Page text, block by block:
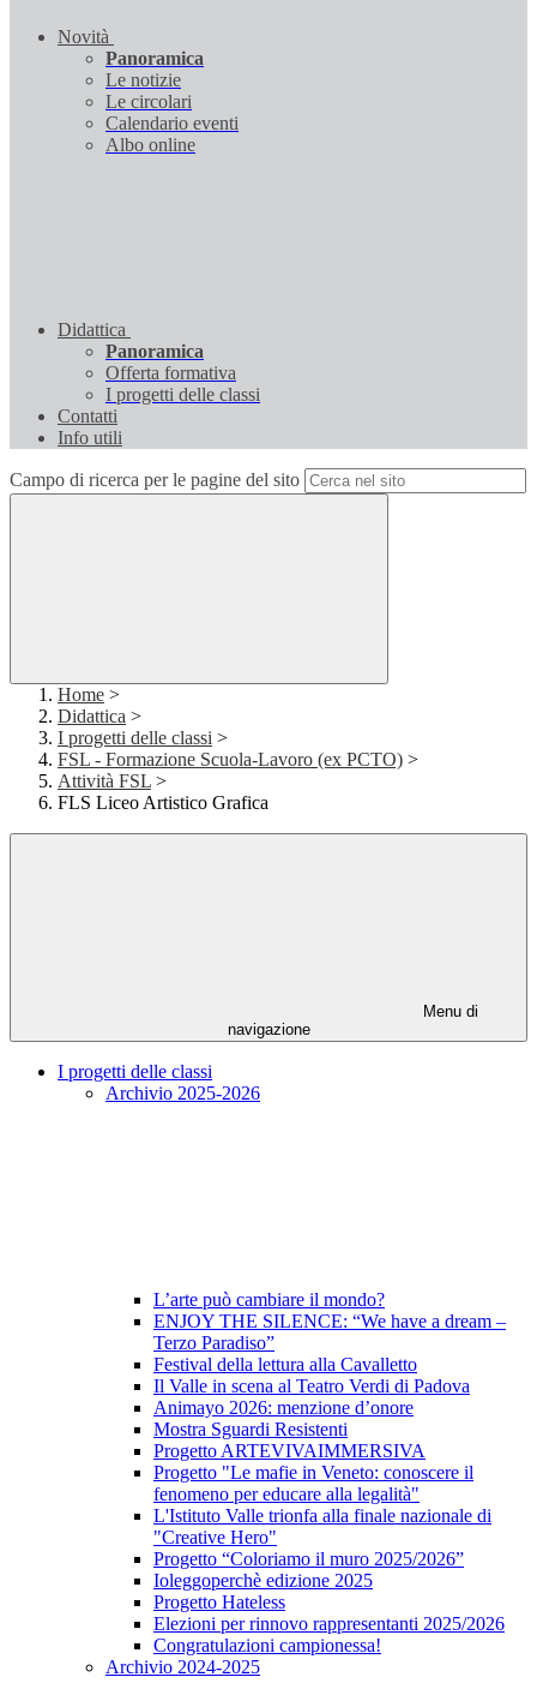
Novità
Panoramica
Le notizie
Le circolari
Calendario eventi
Albo online
Didattica
Panoramica
Offerta formativa
I progetti delle classi
Contatti
Info utili
Campo di ricerca per le pagine del sito
Home >
Didattica >
I progetti delle classi >
FSL - Formazione Scuola-Lavoro (ex PCTO) >
Attività FSL >
FLS Liceo Artistico Grafica
Menu di
navigazione
I progetti delle classi
Archivio 2025-2026
L’arte può cambiare il mondo?
ENJOY THE SILENCE: “We have a dream –
Terzo Paradiso”
Festival della lettura alla Cavalletto
Il Valle in scena al Teatro Verdi di Padova
Animayo 2026: menzione d’onore
Mostra Sguardi Resistenti
Progetto ARTEVIVAIMMERSIVA
Progetto "Le mafie in Veneto: conoscere il
fenomeno per educare alla legalità"
L'Istituto Valle trionfa alla finale nazionale di
"Creative Hero"
Progetto “Coloriamo il muro 2025/2026”
Ioleggoperchè edizione 2025
Progetto Hateless
Elezioni per rinnovo rappresentanti 2025/2026
Congratulazioni campionessa!
Archivio 2024-2025